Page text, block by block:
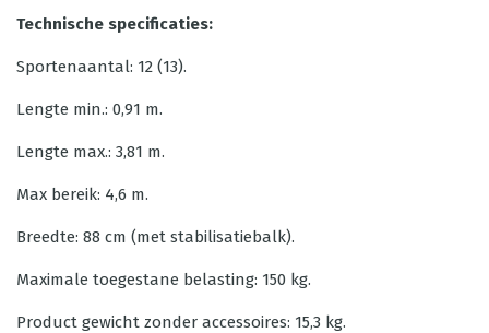
Technische specificaties:
Sportenaantal: 12 (13).
Lengte min.: 0,91 m.
Lengte max.: 3,81 m.
Max bereik: 4,6 m.
Breedte: 88 cm (met stabilisatiebalk).
Maximale toegestane belasting: 150 kg.
Product gewicht zonder accessoires: 15,3 kg.